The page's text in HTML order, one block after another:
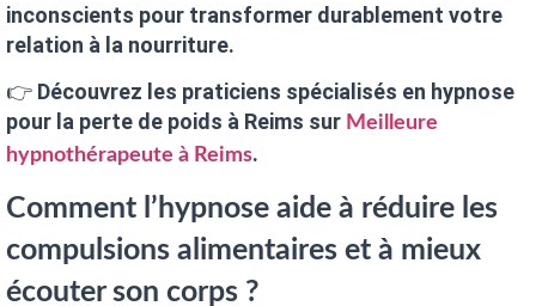
inconscients pour transformer durablement votre
relation à la nourriture.
👉 Découvrez les praticiens spécialisés en hypnose
pour la perte de poids à Reims sur Meilleure
hypnothérapeute à Reims.
Comment l’hypnose aide à réduire les
compulsions alimentaires et à mieux
écouter son corps ?